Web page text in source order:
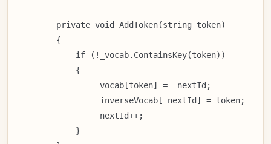
        private void AddToken(string token)
        {
            if (!_vocab.ContainsKey(token))
            {
                _vocab[token] = _nextId;
                _inverseVocab[_nextId] = token;
                _nextId++;
            }